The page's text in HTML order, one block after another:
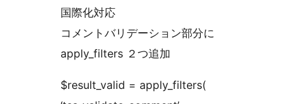
国際化対応
コメントバリデーション部分に
apply_filters ２つ追加
$result_valid = apply_filters(